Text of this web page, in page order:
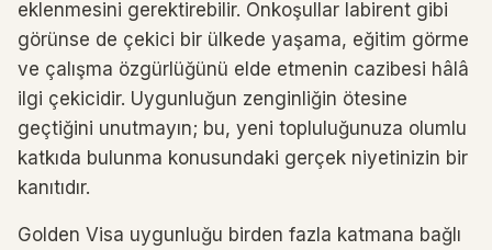
eklenmesini gerektirebilir. Önkoşullar labirent gibi
görünse de çekici bir ülkede yaşama, eğitim görme
ve çalışma özgürlüğünü elde etmenin cazibesi hâlâ
ilgi çekicidir. Uygunluğun zenginliğin ötesine
geçtiğini unutmayın; bu, yeni topluluğunuza olumlu
katkıda bulunma konusundaki gerçek niyetinizin bir
kanıtıdır.
Golden Visa uygunluğu birden fazla katmana bağlı